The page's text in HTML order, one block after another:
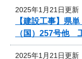
2025年1月21日更新
【建設工事】県
（国）257号他
2025年1月21日更新